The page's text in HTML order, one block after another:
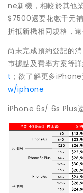
ne新機，相較於其他
$7500還要花數千元
折抵新機相同規格，
尚未完成預約登記的
巿據點及費率方案等
t ；欲了解更多
w/iphone
iPhone 6s/ 6s Plus遠